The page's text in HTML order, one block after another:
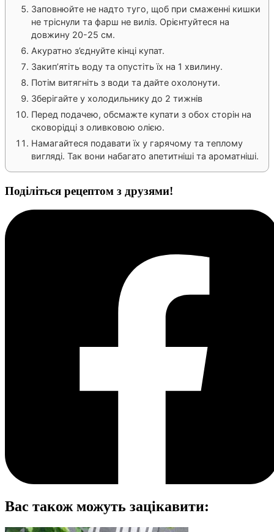
Заповнюйте не надто туго, щоб при смаженні кишки
не тріснули та фарш не виліз. Орієнтуйтеся на
довжину 20-25 см.
Акуратно з’єднуйте кінці купат.
Закип’ятіть воду та опустіть їх на 1 хвилину.
Потім витягніть з води та дайте охолонути.
Зберігайте у холодильнику до 2 тижнів
Перед подачею, обсмажте купати з обох сторін на
сковорідці з оливковою олією.
Намагайтеся подавати їх у гарячому та теплому
вигляді. Так вони набагато апетитніші та ароматніші.
Поділіться рецептом з друзями!
Вас також можуть зацікавити: